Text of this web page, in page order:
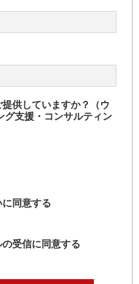
供していますか？（ウ
グ支援・コンサルティン
に同意する
受信に同意する